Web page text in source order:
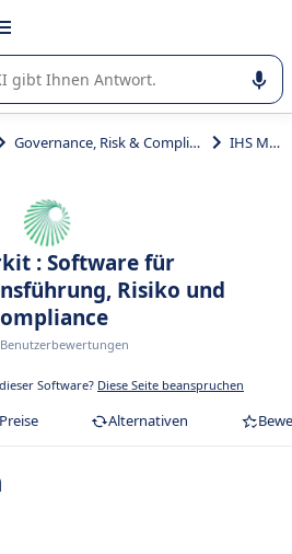
mit
bei der Nutzung oder Auswahl
Governance, Risk & Compliance (GRC) IHS Markit
: Software für
Risiko und
Software? Diese Seite beanspruchen
Preise Alternativen